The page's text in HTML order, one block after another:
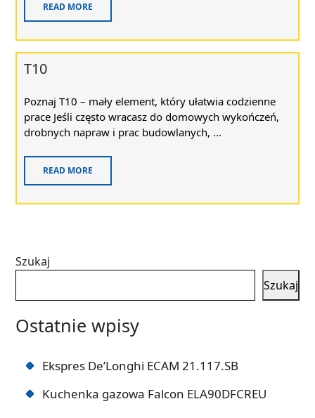
READ MORE
T10
Poznaj T10 – mały element, który ułatwia codzienne
prace Jeśli często wracasz do domowych wykończeń,
drobnych napraw i prac budowlanych, ...
READ MORE
Szukaj
Szukaj
Ostatnie wpisy
Ekspres De’Longhi ECAM 21.117.SB
Kuchenka gazowa Falcon ELA90DFCREU